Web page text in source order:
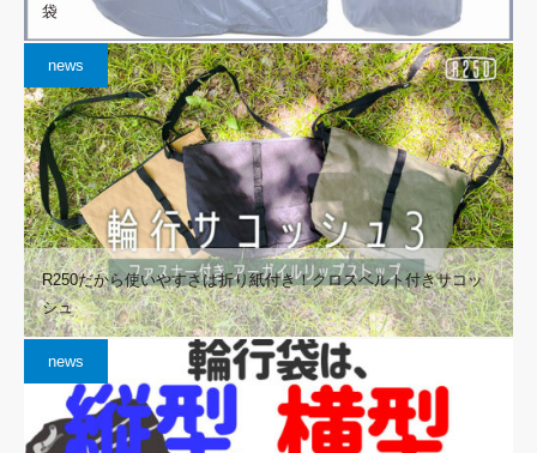
袋
news
R250だから使いやすさは折り紙付き！クロスベルト付きサコッ
シュ
news